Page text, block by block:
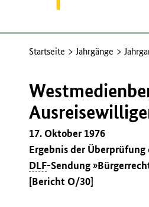
Startseite Jahrgänge
17. Oktober 1976
Ergebnis der
DLF-Sendung
[Bericht O/30]